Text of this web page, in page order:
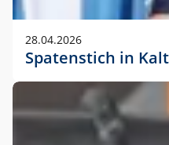
28.04.2026
Spatenstich in